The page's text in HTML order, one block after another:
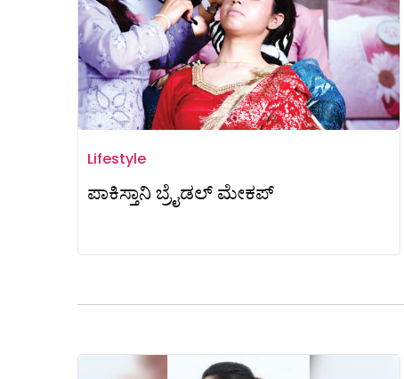
Lifestyle
ಪಾಕಿಸ್ತಾನಿ ಬ್ರೈಡಲ್ ಮೇಕಪ್